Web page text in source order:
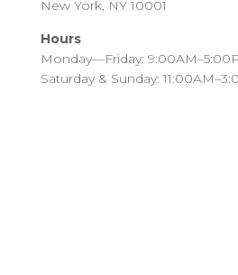
New York, NY 10001
Hours
Monday—Friday:
Saturday & Sunday: